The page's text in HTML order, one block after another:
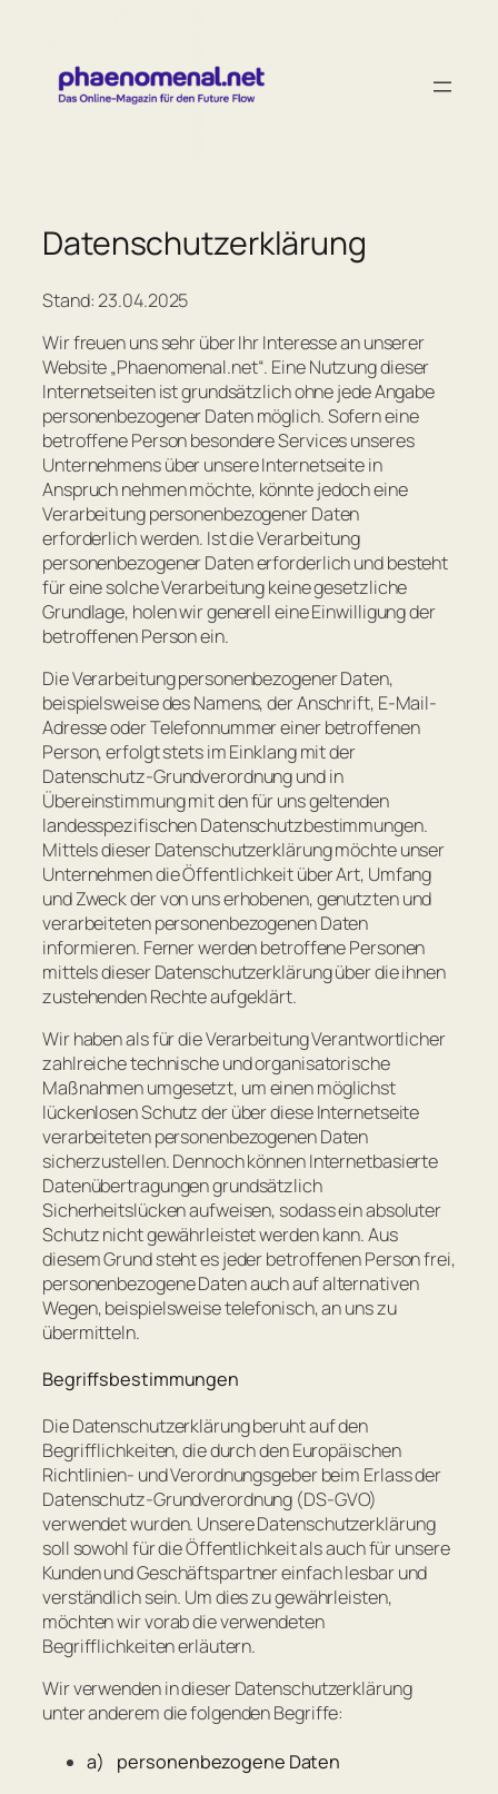
springen
Datenschutzerklärung
Stand: 23.04.2025
Wir freuen uns sehr über Ihr Interesse an unserer
Website „Phaenomenal.net“. Eine Nutzung dieser
Internetseiten ist grundsätzlich ohne jede Angabe
personenbezogener Daten möglich. Sofern eine
betroffene Person besondere Services unseres
Unternehmens über unsere Internetseite in
Anspruch nehmen möchte, könnte jedoch eine
Verarbeitung personenbezogener Daten
erforderlich werden. Ist die Verarbeitung
personenbezogener Daten erforderlich und besteht
für eine solche Verarbeitung keine gesetzliche
Grundlage, holen wir generell eine Einwilligung der
betroffenen Person ein.
Die Verarbeitung personenbezogener Daten,
beispielsweise des Namens, der Anschrift, E-Mail-
Adresse oder Telefonnummer einer betroffenen
Person, erfolgt stets im Einklang mit der
Datenschutz-Grundverordnung und in
Übereinstimmung mit den für uns geltenden
landesspezifischen Datenschutzbestimmungen.
Mittels dieser Datenschutzerklärung möchte unser
Unternehmen die Öffentlichkeit über Art, Umfang
und Zweck der von uns erhobenen, genutzten und
verarbeiteten personenbezogenen Daten
informieren. Ferner werden betroffene Personen
mittels dieser Datenschutzerklärung über die ihnen
zustehenden Rechte aufgeklärt.
Wir haben als für die Verarbeitung Verantwortlicher
zahlreiche technische und organisatorische
Maßnahmen umgesetzt, um einen möglichst
lückenlosen Schutz der über diese Internetseite
verarbeiteten personenbezogenen Daten
sicherzustellen. Dennoch können Internetbasierte
Datenübertragungen grundsätzlich
Sicherheitslücken aufweisen, sodass ein absoluter
Schutz nicht gewährleistet werden kann. Aus
diesem Grund steht es jeder betroffenen Person frei,
personenbezogene Daten auch auf alternativen
Wegen, beispielsweise telefonisch, an uns zu
übermitteln.
Begriffsbestimmungen
Die Datenschutzerklärung beruht auf den
Begrifflichkeiten, die durch den Europäischen
Richtlinien- und Verordnungsgeber beim Erlass der
Datenschutz-Grundverordnung (DS-GVO)
verwendet wurden. Unsere Datenschutzerklärung
soll sowohl für die Öffentlichkeit als auch für unsere
Kunden und Geschäftspartner einfach lesbar und
verständlich sein. Um dies zu gewährleisten,
möchten wir vorab die verwendeten
Begrifflichkeiten erläutern.
Wir verwenden in dieser Datenschutzerklärung
unter anderem die folgenden Begriffe:
a) personenbezogene Daten